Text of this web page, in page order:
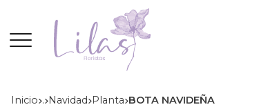
Inicio . navidad planta BOTA NAVIDEÑA